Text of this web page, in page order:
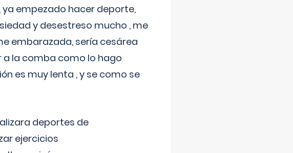
empezado hacer deporte,
y desestreso mucho , me
embarazada, sería cesárea
a la comba como lo hago
es muy lenta , y se como se
deportes de
ejercicios